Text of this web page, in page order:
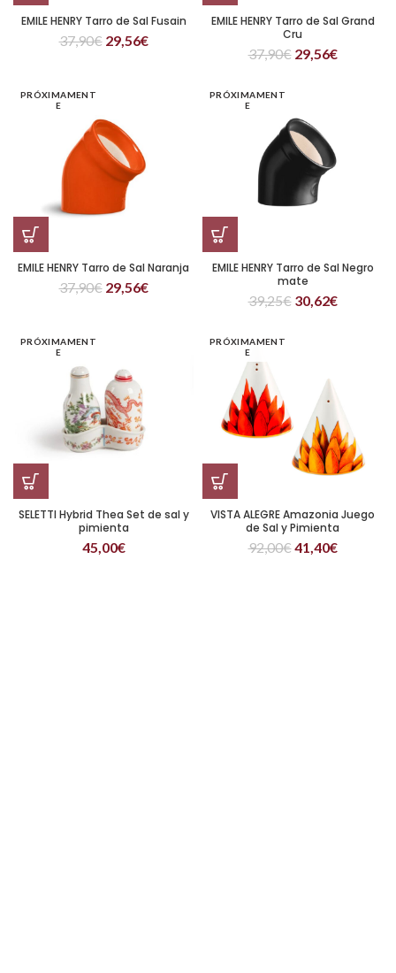
EMILE HENRY Tarro de Sal Fusain
37,90€ 29,56€
EMILE HENRY Tarro de Sal Grand
Cru
37,90€ 29,56€
PRÓXIMAMENT
E
EMILE HENRY Tarro de Sal Naranja
37,90€ 29,56€
PRÓXIMAMENT
E
EMILE HENRY Tarro de Sal Negro
mate
39,25€ 30,62€
PRÓXIMAMENT
E
SELETTI Hybrid Thea Set de sal y
pimienta
45,00€
PRÓXIMAMENT
E
VISTA ALEGRE Amazonia Juego
de Sal y Pimienta
92,00€41,40€